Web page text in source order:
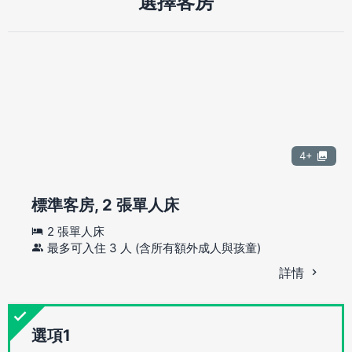
4+
標準客房, 2 張單人床
2 張單人床
最多可入住 3 人 (含所有額外成人與孩童)
詳情
選項